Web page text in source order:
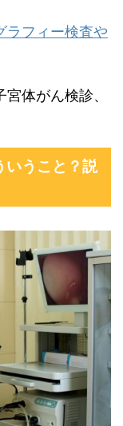
ラフィー検査や
体がん検診、
いうこと？説